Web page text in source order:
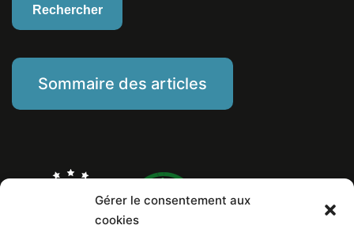
Gérer le consentement aux
cookies
Sommaire des articles